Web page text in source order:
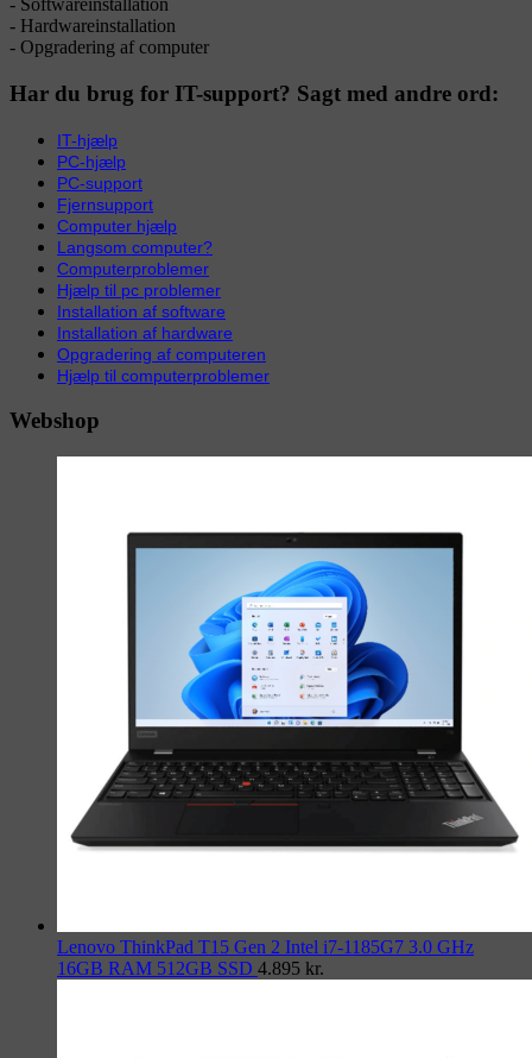
- Softwareinstallation
- Hardwareinstallation
- Opgradering af computer
Har du brug for IT-support? Sagt med andre ord:
IT-hjælp
PC-hjælp
PC-support
Fjernsupport
Computer hjælp
Langsom computer?
Computerproblemer
Hjælp til pc problemer
Installation af software
Installation af hardware
Opgradering af computeren
Hjælp til computerproblemer
Webshop
Lenovo ThinkPad T15 Gen 2 Intel i7-1185G7 3.0 GHz
16GB RAM 512GB SSD 4.895 kr.